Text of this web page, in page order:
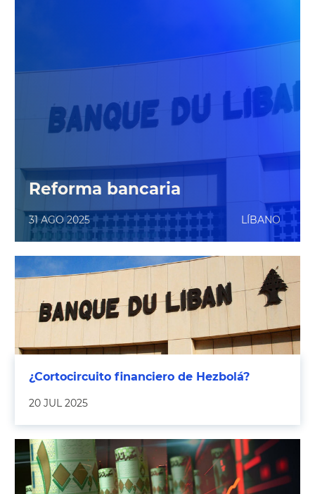
Reforma bancaria
31 AGO 2025 LÍBANO
¿Cortocircuito financiero de Hezbolá?
20 JUL 2025